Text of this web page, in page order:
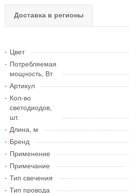
Доставка в регионы
Цвет
Потребляемая
мощность, Вт
Артикул
Кол-во
светодиодов,
шт.
Длина, м
Бренд
Применение
Примечание
Тип свечения
Тип провода